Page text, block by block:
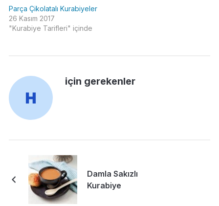
Parça Çikolatalı Kurabiyeler
26 Kasım 2017
"Kurabiye Tarifleri" içinde
için gerekenler
Damla Sakızlı
Kurabiye